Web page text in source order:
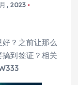
, 2023
？之前让那么
到签证？相关